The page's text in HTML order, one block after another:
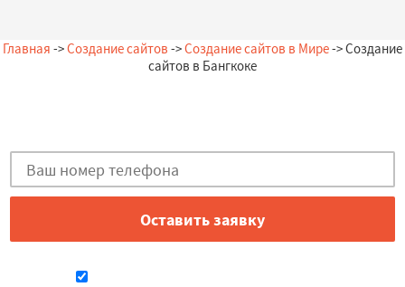
Главная ->Создание сайтов ->Создание сайтов в Мире-> Создание
сайтов в Бангкоке